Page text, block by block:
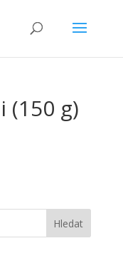
(150 g)
Hledat